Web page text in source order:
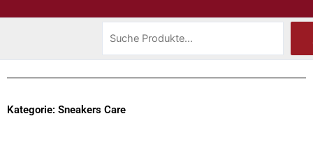
Kategorie: Sneakers Care